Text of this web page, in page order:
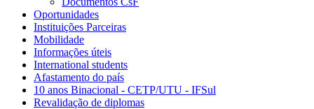
Oportunidades
Instituições Parceiras
Mobilidade
Informações úteis
International students
Afastamento do país
10 anos Binacional - CETP/UTU - IFSul
Revalidação de diplomas